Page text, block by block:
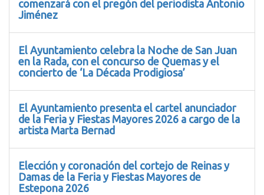
comenzará con el pregón del periodista Antonio
Jiménez
El Ayuntamiento celebra la Noche de San Juan
en la Rada, con el concurso de Quemas y el
concierto de ‘La Década Prodigiosa’
El Ayuntamiento presenta el cartel anunciador
de la Feria y Fiestas Mayores 2026 a cargo de la
artista Marta Bernad
Elección y coronación del cortejo de Reinas y
Damas de la Feria y Fiestas Mayores de
Estepona 2026